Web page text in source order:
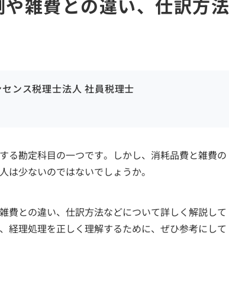
雑費との違い、仕訳方法
ンス税理士法人 社員税理士
る勘定科目の一つです。しかし、消耗品費と雑費の
少ないのではないでしょうか。
費との違い、仕訳方法などについて詳しく解説して
経理処理を正しく理解するために、ぜひ参考にして